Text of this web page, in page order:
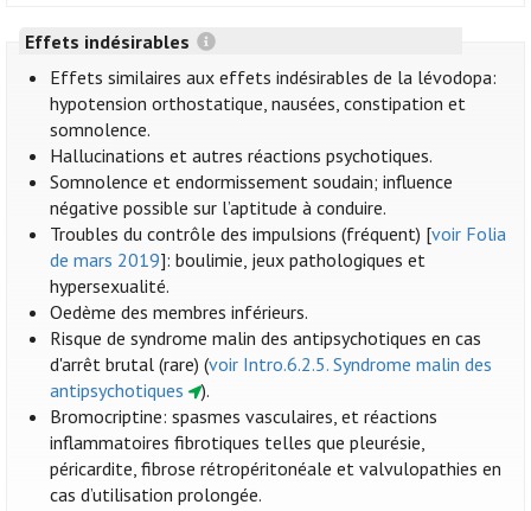
Effets indésirables
Effets similaires aux effets indésirables de la lévodopa:
hypotension orthostatique, nausées, constipation et
somnolence.
Hallucinations et autres réactions psychotiques.
Somnolence et endormissement soudain; influence
négative possible sur l’aptitude à conduire.
Troubles du contrôle des impulsions (fréquent) [voir Folia
de mars 2019]: boulimie, jeux pathologiques et
hypersexualité.
Oedème des membres inférieurs.
Risque de syndrome malin des antipsychotiques en cas
d'arrêt brutal (rare) (voir Intro.6.2.5. Syndrome malin des
antipsychotiques
).
Bromocriptine: spasmes vasculaires, et réactions
inflammatoires fibrotiques telles que pleurésie,
péricardite, fibrose rétropéritonéale et valvulopathies en
cas d’utilisation prolongée.